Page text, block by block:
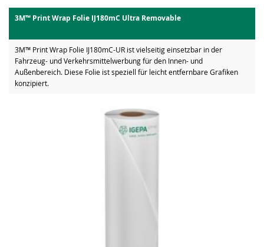
3M™ Print Wrap Folie IJ180mC Ultra Removable
3M™ Print Wrap Folie IJ180mC-UR ist vielseitig einsetzbar in der
Fahrzeug- und Verkehrsmittelwerbung für den Innen- und
Außenbereich. Diese Folie ist speziell für leicht entfernbare Grafiken
konzipiert.